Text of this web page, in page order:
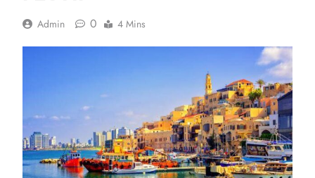
Admin 0 4 Mins